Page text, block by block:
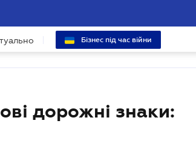
Бізнес під час війни
дорожні знаки: